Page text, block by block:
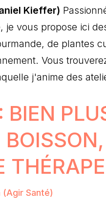
Kieffer)
vous propose ici
de plantes
Vous
j'anime des
BIEN
(Agir Santé)